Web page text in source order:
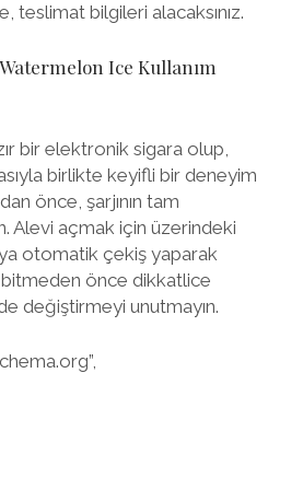
teslimat bilgileri alacaksınız.
Ice Kullanım
bir elektronik sigara olup,
birlikte keyifli bir deneyim
önce, şarjının tam
Alevi açmak için üzerindeki
otomatik çekiş yaparak
bitmeden önce dikkatlice
değiştirmeyi unutmayın.